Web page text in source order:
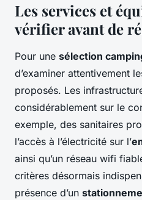
Les services et
vérifier avant de
Pour une sélection
d’examiner attentivement
proposés. Les
considérablement sur le
exemple, des sanitaires
l’accès à l’électricité sur l’
ainsi qu’un réseau wifi
critères désormais
présence d’un